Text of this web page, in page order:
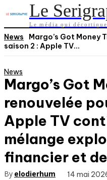
Le
Le média qui
News
Margo’s Got Money
saison 2 : Apple TV...
News
Margo’s Got
renouvelée
Apple TV
mélange
financier et
By elodierhum 14 mai